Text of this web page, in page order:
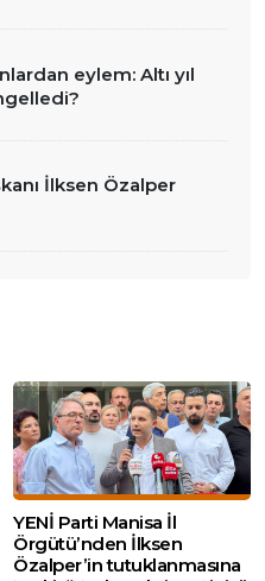
eylem: Altı yıl
İlksen Özalper
YENİ Parti Manisa İl
Örgütü’nden İlksen
Özalper’in tutuklanmasına